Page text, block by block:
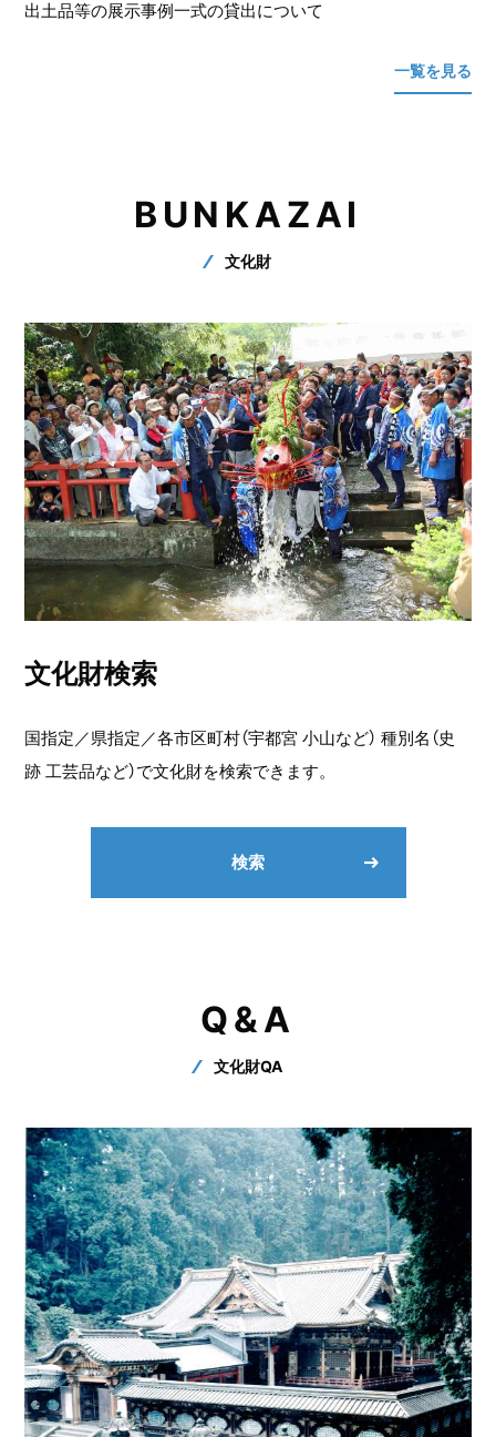
出土品等の展示事例一式の貸出について
一覧を見る
BUNKAZAI
文化財
文化財検索
国指定／県指定／各市区町村（宇都宮 小山など） 種別名（史
跡 工芸品など）で文化財を検索できます。
検索
Q&A
文化財QA